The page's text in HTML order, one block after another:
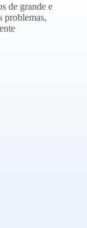
de grande e
problemas,